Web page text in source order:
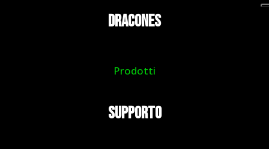
DRACONES
Prodotti
Supporto